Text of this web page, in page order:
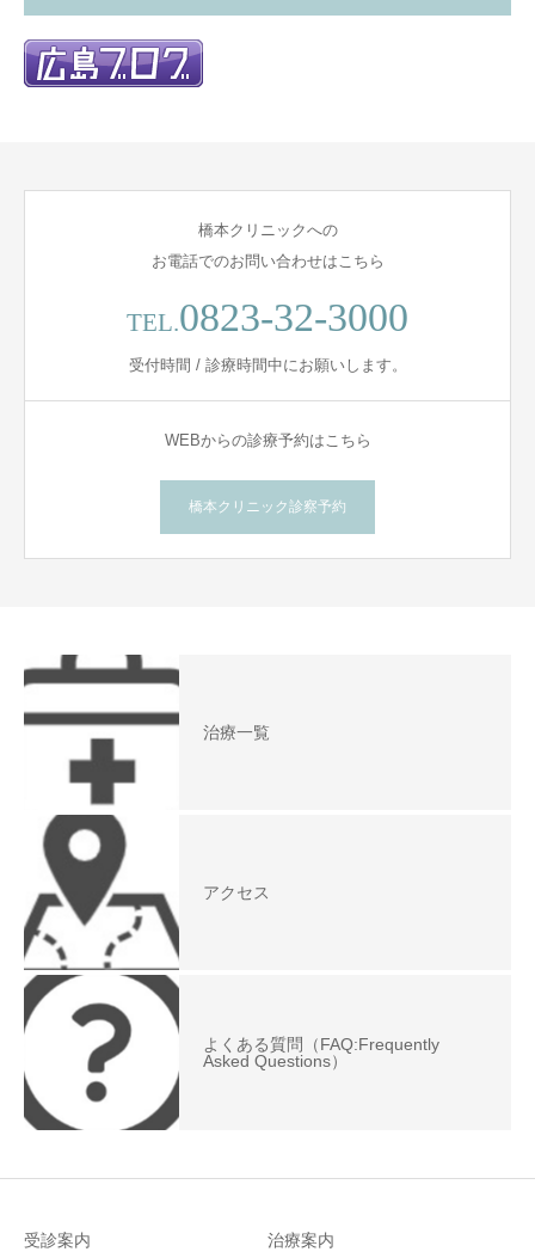
橋本クリニックへの
お電話でのお問い合わせはこちら
TEL.0823-32-3000
受付時間 / 診療時間中にお願いします。
WEBからの診療予約はこちら
橋本クリニック診察予約
治療一覧
アクセス
よくある質問（FAQ:Frequently
Asked Questions）
受診案内 治療案内